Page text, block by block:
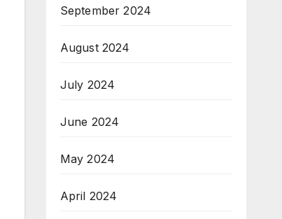
September 2024
August 2024
July 2024
June 2024
May 2024
April 2024